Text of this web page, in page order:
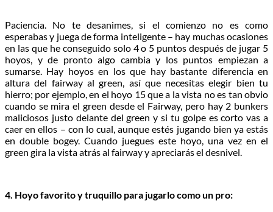
Paciencia. No te desanimes, si el comienzo no es como
esperabas y juega de forma inteligente – hay muchas ocasiones
en las que he conseguido solo 4 o 5 puntos después de jugar 5
hoyos, y de pronto algo cambia y los puntos empiezan a
sumarse. Hay hoyos en los que hay bastante diferencia en
altura del fairway al green, así que necesitas elegir bien tu
hierro; por ejemplo, en el hoyo 15 que a la vista no es tan obvio
cuando se mira el green desde el Fairway, pero hay 2 bunkers
maliciosos justo delante del green y si tu golpe es corto vas a
caer en ellos – con lo cual, aunque estés jugando bien ya estás
en double bogey. Cuando juegues este hoyo, una vez en el
green gira la vista atrás al fairway y apreciarás el desnivel.
4. Hoyo favorito y truquillo para jugarlo como un pro: